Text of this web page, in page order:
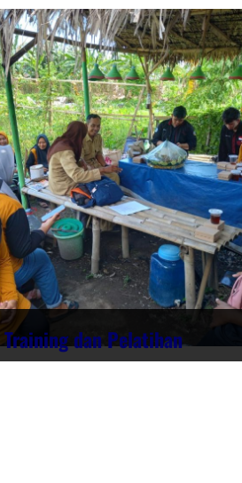
Training dan Pelatihan